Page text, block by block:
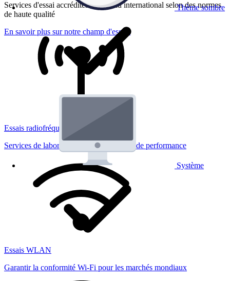
Thème sombre
Système
Services d'essai accrédités au niveau international selon des normes
de haute qualité
En savoir plus sur notre champ d'essais
Essais radiofréquences
Services de laboratoire réglementaires et de performance
Essais WLAN
Garantir la conformité Wi-Fi pour les marchés mondiaux